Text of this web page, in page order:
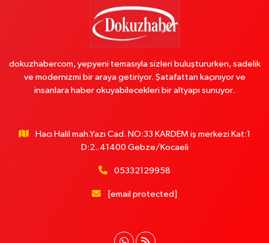
dokuzhabercom, yepyeni temasıyla sizleri buluştururken, sadelik
ve modernizmi bir araya getiriyor. Şatafattan kaçınıyor ve
insanlara haber okuyabilecekleri bir altyapı sunuyor.
Hacı Halil mah.Yazı Cad. NO:33 KARDEM iş merkezi Kat:1
D:2..41400 Gebze/Kocaeli
05332129958
[email protected]